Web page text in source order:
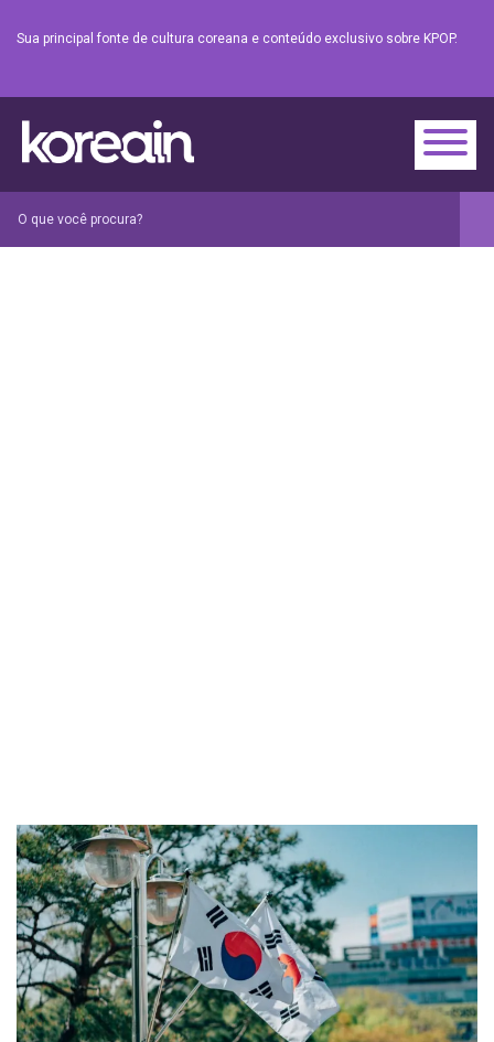
Sua principal fonte de cultura coreana e conteúdo exclusivo sobre KPOP.